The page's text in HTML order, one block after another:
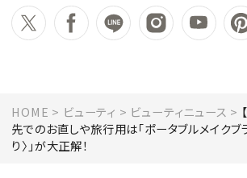
HOME ビューティ ビューティニュース
先でのお直しや旅行用は「ポータブルメイクブ
り〉」が大正解！